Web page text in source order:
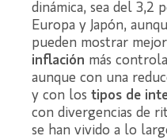
dinámica, sea del 3,2
Europa y Japón,
pueden mostrar
inflación más
aunque con una
y con los tipos de
con divergencias de
se han vivido a lo